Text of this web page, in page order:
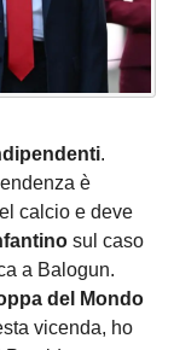
.
è
calcio e deve
sul caso
a Balogun.
del Mondo
vicenda, ho